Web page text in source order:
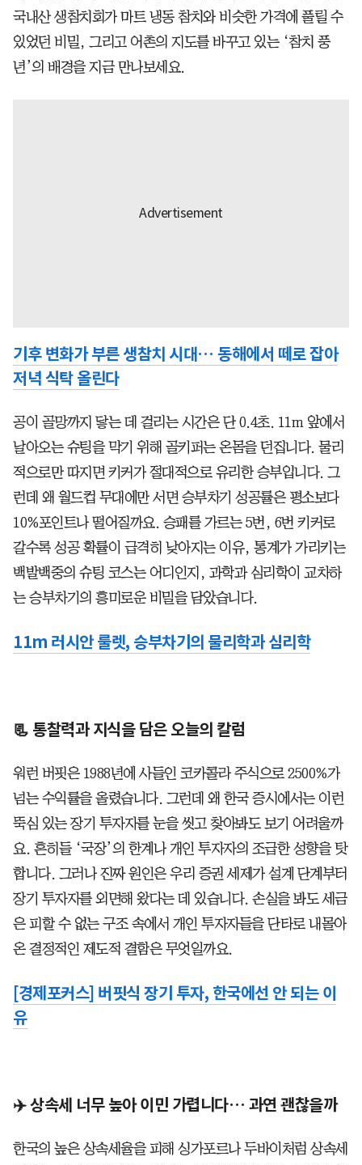
국내산 생참치회가 마트 냉동 참치와 비슷한 가격에 풀릴 수
있었던 비밀, 그리고 어촌의 지도를 바꾸고 있는 ‘참치 풍
년’의 배경을 지금 만나보세요.
기후 변화가 부른 생참치 시대… 동해에서 떼로 잡아
저녁 식탁 올린다
공이 골망까지 닿는 데 걸리는 시간은 단 0.4초. 11m 앞에서
날아오는 슈팅을 막기 위해 골키퍼는 온몸을 던집니다. 물리
적으로만 따지면 키커가 절대적으로 유리한 승부입니다. 그
런데 왜 월드컵 무대에만 서면 승부차기 성공률은 평소보다
10%포인트나 떨어질까요. 승패를 가르는 5번, 6번 키커로
갈수록 성공 확률이 급격히 낮아지는 이유, 통계가 가리키는
백발백중의 슈팅 코스는 어디인지, 과학과 심리학이 교차하
는 승부차기의 흥미로운 비밀을 담았습니다.
11m 러시안 룰렛, 승부차기의 물리학과 심리학
📃 통찰력과 지식을 담은 오늘의 칼럼
워런 버핏은 1988년에 사들인 코카콜라 주식으로 2500%가
넘는 수익률을 올렸습니다. 그런데 왜 한국 증시에서는 이런
뚝심 있는 장기 투자자를 눈을 씻고 찾아봐도 보기 어려울까
요. 흔히들 ‘국장’의 한계나 개인 투자자의 조급한 성향을 탓
합니다. 그러나 진짜 원인은 우리 증권 세제가 설계 단계부터
장기 투자자를 외면해 왔다는 데 있습니다. 손실을 봐도 세금
은 피할 수 없는 구조 속에서 개인 투자자들을 단타로 내몰아
온 결정적인 제도적 결함은 무엇일까요.
[경제포커스] 버핏식 장기 투자, 한국에선 안 되는 이
유
✈️ 상속세 너무 높아 이민 가렵니다… 과연 괜찮을까
한국의 높은 상속세율을 피해 싱가포르나 두바이처럼 상속세